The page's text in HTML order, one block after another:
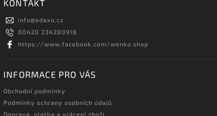
KONTAKT
info@edaxo.cz
00420 234280918
https://www.facebook.com/wenko.shop
INFORMACE PRO VÁS
Obchodní podmínky
Podmínky ochrany osobních údajů
Doprava, platba a vrácení zboží